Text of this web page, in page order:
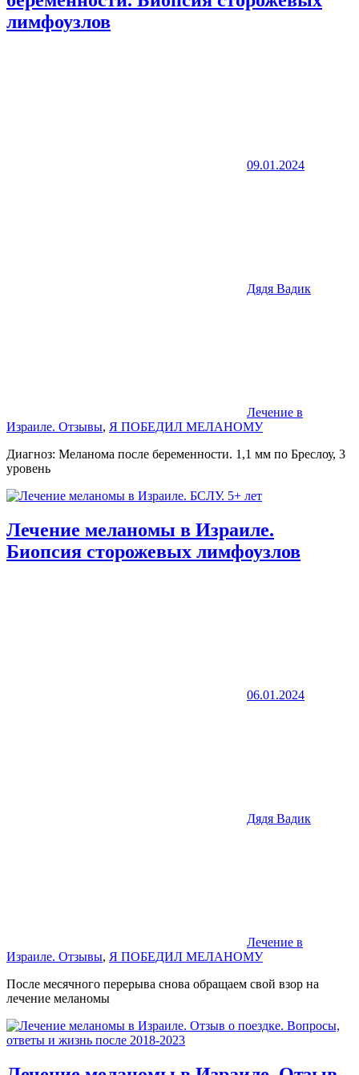
лимфоузлов
09.01.2024
Дядя Вадик
Лечение в
Израиле. Отзывы, Я ПОБЕДИЛ МЕЛАНОМУ
Диагноз: Меланома после беременности. 1,1 мм по Бреслоу, 3
уровень
Лечение меланомы в Израиле.
Биопсия сторожевых лимфоузлов
06.01.2024
Дядя Вадик
Лечение в
Израиле. Отзывы, Я ПОБЕДИЛ МЕЛАНОМУ
После месячного перерыва снова обращаем свой взор на
лечение меланомы